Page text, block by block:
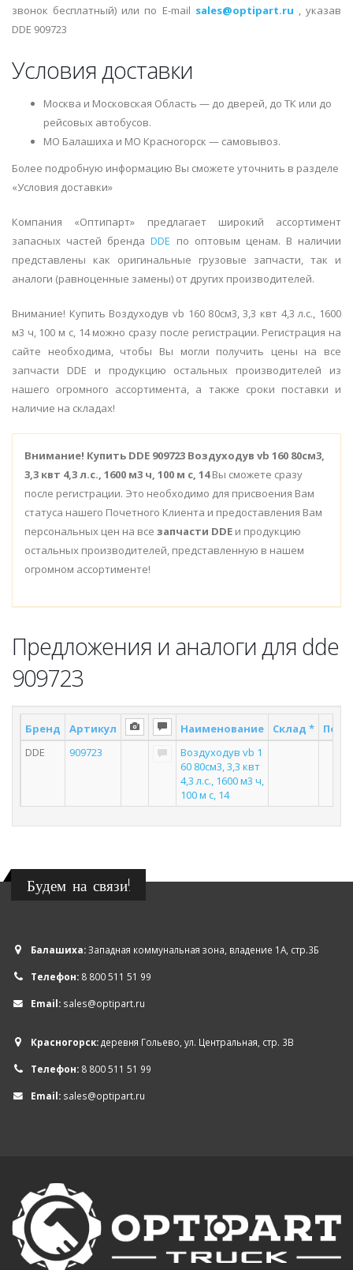
звонок бесплатный) или по E-mail sales@optipart.ru , указав
DDE 909723
Условия доставки
Москва и Московская Область — до дверей, до ТК или до
рейсовых автобусов.
МО Балашиха и МО Красногорск — самовывоз.
Более подробную информацию Вы сможете уточнить в разделе
«Условия доставки»
Компания «Оптипарт» предлагает широкий ассортимент
запасных частей брендаDDE по оптовым ценам. В наличии
представлены как оригинальные грузовые запчасти, так и
аналоги (равноценные замены) от других производителей.
Внимание! Купить Воздуходув vb 160 80см3, 3,3 квт 4,3 л.с., 1600
м3 ч, 100 м с, 14 можно сразу после регистрации. Регистрация на
сайте необходима, чтобы Вы могли получить цены на все
запчасти DDE и продукцию остальных производителей из
нашего огромного ассортимента, а также сроки поставки и
наличие на складах!
Внимание! Купить DDE 909723 Воздуходув vb 160 80см3,
3,3 квт 4,3 л.с., 1600 м3 ч, 100 м с, 14Вы сможете сразу
после регистрации. Это необходимо для присвоения Вам
статуса нашего Почетного Клиента и предоставления Вам
персональных цен на все запчасти DDE и продукцию
остальных производителей, представленную в нашем
огромном ассортименте!
Предложения и аналоги для dde
909723
Бренд Артикул Наименование Склад *
DDE
909723
Воздуходув vb 1
60 80см3, 3,3 квт
4,3 л.с., 1600 м3 ч,
100 м с, 14
Будем на связи!
Балашиха:Западная коммунальная зона, владение 1А, стр.3Б
Телефон: 8 800 511 51 99
Email: sales@optipart.ru
Красногорск:деревня Гольево, ул. Центральная, стр. 3В
Телефон: 8 800 511 51 99
Email: sales@optipart.ru